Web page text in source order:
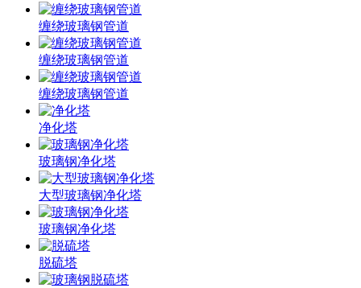
缠绕玻璃钢管道
缠绕玻璃钢管道
缠绕玻璃钢管道
净化塔
玻璃钢净化塔
大型玻璃钢净化塔
玻璃钢净化塔
脱硫塔